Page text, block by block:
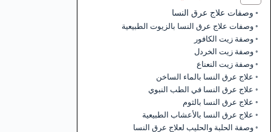
وصفات علاج عرق النسا
وصفات علاج عرق النسا بالزيوت الطبيعية
وصفة زيت الكافور
وصفة زيت الخردل
وصفة زيت النعناع
علاج عرق النسا بالماء الساخن
علاج عرق النسا في الطب النبوي
علاج عرق النسا بالثوم
علاج عرق النسا بالأعشاب الطبيعية
وصفة الحلبة والحليب لعلاج عرق النسا